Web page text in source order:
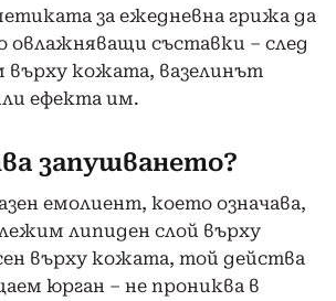
за ежедневна грижа да
овлажняващи съставки – след
върху кожата, вазелинът
ефекта им.
запушването?
емолиент, което означава,
липиден слой върху
върху кожата, той действа
юрган – не прониква в